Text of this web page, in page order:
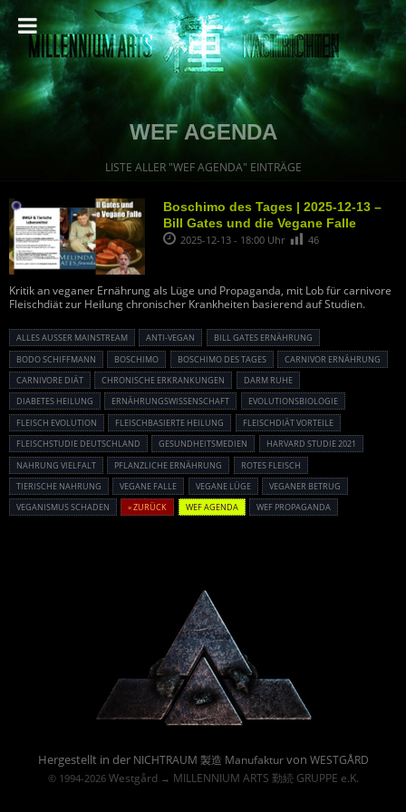
WEF AGENDA
LISTE ALLER "WEF AGENDA" EINTRÄGE
Boschimo des Tages | 2025-12-13 –
Bill Gates und die Vegane Falle
2025-12-13 - 18:00 Uhr 46
Kritik an veganer Ernährung als Lüge und Propaganda, mit Lob für carnivore
Fleischdiät zur Heilung chronischer Krankheiten basierend auf Studien.
ALLES AUSSER MAINSTREAM ANTI-VEGAN
BILL GATES ERNÄHRUNG
BODO SCHIFFMANN
BOSCHIMO BOSCHIMO DES TAGES
CARNIVOR ERNÄHRUNG
CARNIVORE DIÄT
CHRONISCHE ERKRANKUNGEN
DARM RUHE
DIABETES HEILUNG
ERNÄHRUNGSWISSENSCHAFT
EVOLUTIONSBIOLOGIE
FLEISCH EVOLUTION
FLEISCHBASIERTE HEILUNG
FLEISCHDIÄT VORTEILE
FLEISCHSTUDIE DEUTSCHLAND
GESUNDHEITSMEDIEN
HARVARD STUDIE 2021
NAHRUNG VIELFALT
PFLANZLICHE ERNÄHRUNG
ROTES FLEISCH
TIERISCHE NAHRUNG
VEGANE FALLE VEGANE LÜGE
VEGANER BETRUG
VEGANISMUS SCHADEN
« ZURÜCK WEF AGENDA WEF PROPAGANDA
Hergestellt in der NICHTRAUM 製造 Manufakturvon WESTGÅRD
© 1994-2026 Westgård→ MILLENNIUM ARTS 勤続 GRUPPE e.K.
Powered By :